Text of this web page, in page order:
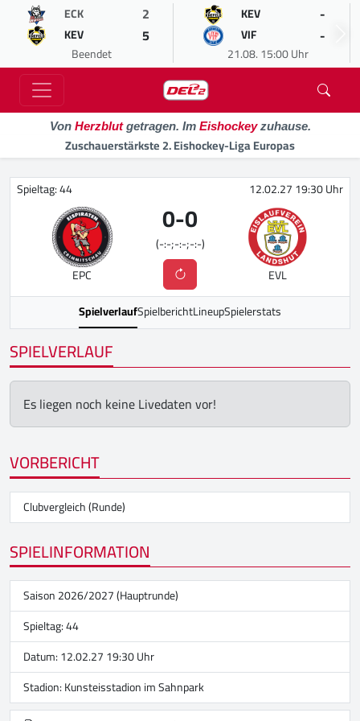
ECK 2
KEV 5
Beendet
KEV -
VIF -
21.08. 15:00 Uhr
Von Herzblutgetragen. Im Eishockeyzuhause.
Zuschauerstärkste 2. Eishockey-Liga Europas
Spieltag: 44 12.02.27 19:30 Uhr
EPC
0-0
(-:-;-:-;-:-)
EVL
SpielverlaufSpielberichtLineupSpielerstats
SPIELVERLAUF
Es liegen noch keine Livedaten vor!
VORBERICHT
Clubvergleich (Runde)
SPIELINFORMATION
Saison 2026/2027 (Hauptrunde)
Spieltag: 44
Datum: 12.02.27 19:30 Uhr
Stadion:Kunsteisstadion im Sahnpark